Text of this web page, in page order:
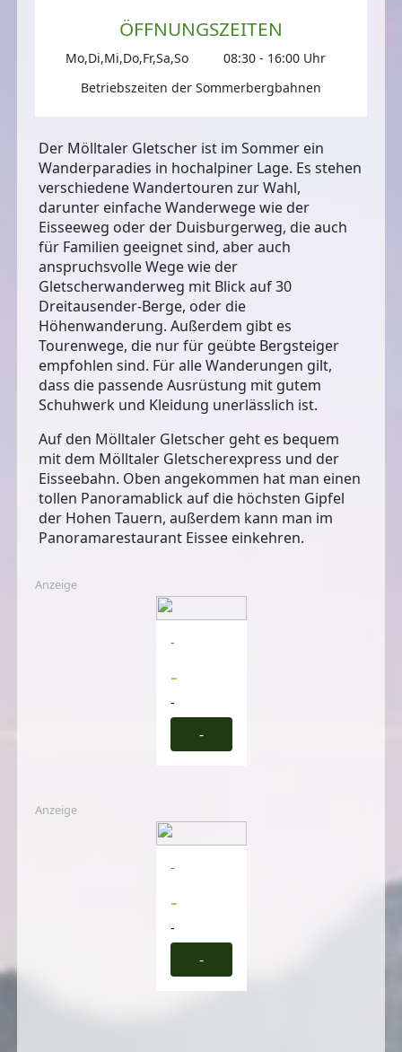
ÖFFNUNGSZEITEN
Mo,Di,Mi,Do,Fr,Sa,So
08:30 - 16:00 Uhr
Betriebszeiten der Sommerbergbahnen
Der Mölltaler Gletscher ist im Sommer ein
Wanderparadies in hochalpiner Lage. Es stehen
verschiedene Wandertouren zur Wahl,
darunter einfache Wanderwege wie der
Eisseeweg oder der Duisburgerweg, die auch
für Familien geeignet sind, aber auch
anspruchsvolle Wege wie der
Gletscherwanderweg mit Blick auf 30
Dreitausender-Berge, oder die
Höhenwanderung. Außerdem gibt es
Tourenwege, die nur für geübte Bergsteiger
empfohlen sind. Für alle Wanderungen gilt,
dass die passende Ausrüstung mit gutem
Schuhwerk und Kleidung unerlässlich ist.
Auf den Mölltaler Gletscher geht es bequem
mit dem Mölltaler Gletscherexpress und der
Eisseebahn. Oben angekommen hat man einen
tollen Panoramablick auf die höchsten Gipfel
der Hohen Tauern, außerdem kann man im
Panoramarestaurant Eissee einkehren.
Anzeige
-
-
-
-
Anzeige
-
-
-
-